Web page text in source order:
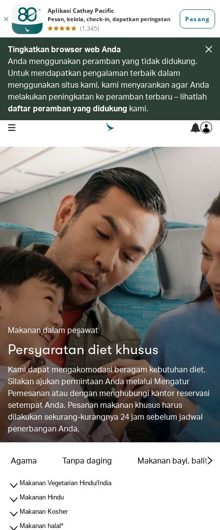
Tingkatkan browser web Anda
Anda menggunakan peramban yang tidak didukung.
Untuk mendapatkan pengalaman terbaik dalam
menggunakan situs kami, kami menyarankan agar Anda
melakukan peningkatan ke peramban terbaru – lihatlah
daftar peramban yang didukung kami.
open navigation menu
Makanan dalam pesawat
Persyaratan diet khusus
Kami dapat mengakomodasi beragam kebutuhan diet.
Silakan ajukan permintaan Anda melalui Mengatur
Pemesanan atau dengan menghubungi kantor reservasi
setempat Anda. Pesanan makanan khusus harus
dilakukan sekurang-kurangnya 24 jam sebelum jadwal
penerbangan Anda.
Agama Tanpa daging Makanan bayi, balita
Makanan Vegetarian Hindu/India
Makanan Hindu
Makanan Kosher
Makanan halal*